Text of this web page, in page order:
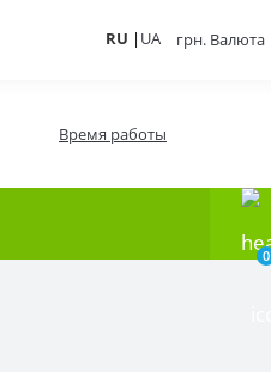
RU | UA грн. Валюта
Время работы
0